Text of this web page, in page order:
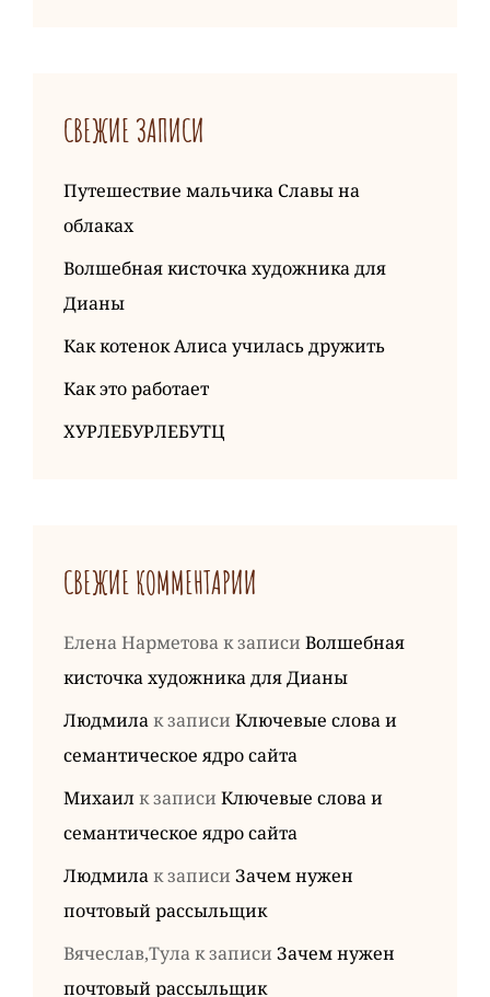
СВЕЖИЕ ЗАПИСИ
Путешествие мальчика Славы на
облаках
Волшебная кисточка художника для
Дианы
Как котенок Алиса училась дружить
Как это работает
ХУРЛЕБУРЛЕБУТЦ
СВЕЖИЕ КОММЕНТАРИИ
Елена Нарметовак записи Волшебная
кисточка художника для Дианы
Людмилак записи Ключевые слова и
семантическое ядро сайта
Михаилк записи Ключевые слова и
семантическое ядро сайта
Людмилак записи Зачем нужен
почтовый рассыльщик
Вячеслав,Тулак записи Зачем нужен
почтовый рассыльщик